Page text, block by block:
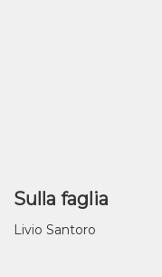
Sulla faglia
Livio Santoro